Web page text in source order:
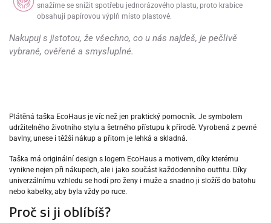
snažíme se snížit spotřebu jednorázového plastu, proto krabice
obsahují papírovou výplň místo plastové.
Nakupuj s jistotou, že všechno, co u nás najdeš, je pečlivě
vybrané, ověřené a smysluplné.
Plátěná taška EcoHaus je víc než jen praktický pomocník. Je symbolem
udržitelného životního stylu a šetrného přístupu k přírodě. Vyrobená z pevné
bavlny, unese i těžší nákup a přitom je lehká a skladná.
Taška má originální design s logem EcoHaus a motivem, díky kterému
vynikne nejen při nákupech, ale i jako součást každodenního outfitu. Díky
univerzálnímu vzhledu se hodí pro ženy i muže a snadno ji složíš do batohu
nebo kabelky, aby byla vždy po ruce.
Proč si ji oblíbíš?